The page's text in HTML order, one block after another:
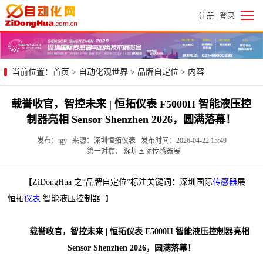
注册 | 登录
当前位置： 首页 > 自动化观世界 > 品牌自定位 > 内容
载誉收官，智控未来 | 恒拓仪表 F5000H 智能液压控
制器亮相 Sensor Shenzhen 2026，圆满落幕！
发布：tgy 来源：深圳恒拓仪表 发布时间：2026-04-22 15:49
第一对焦： 深圳国际传感器展
【ZiDongHua 之“品牌自定位”标注关键词：深圳国际传感器展
恒拓仪表 智能液压控制器 】
载誉收官，智控未来 | 恒拓仪表 F5000H 智能液压控制器亮相
Sensor Shenzhen 2026，圆满落幕！